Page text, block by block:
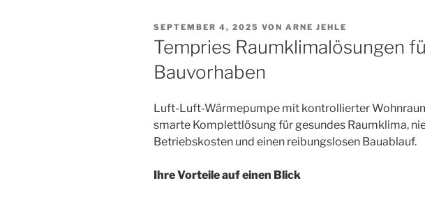
VERÖFFENTLICHT
AM
SEPTEMBER 4, 2025 VON ARNE JEHLE
Tempries Raumklimalösungen
Bauvorhaben
Luft-Luft-Wärmepumpe mit kontrollierter
smarte Komplettlösung für gesundes Raumklima,
Betriebskosten und einen reibungslosen Bauablauf.
Ihre Vorteile auf einen Blick